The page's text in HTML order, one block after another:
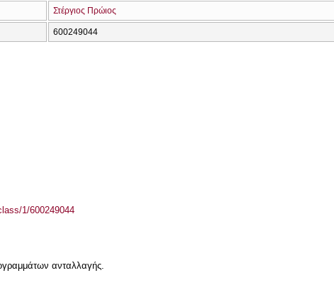
Στέργιος Πρώιος
600249044
1/600249044
ανταλλαγής.